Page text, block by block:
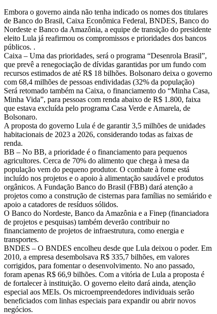
Embora o governo ainda não tenha indicado os nomes dos titulares
de Banco do Brasil, Caixa Econômica Federal, BNDES, Banco do
Nordeste e Banco da Amazônia, a equipe de transição do presidente
eleito Lula já reafirmou os compromissos e prioridades dos bancos
públicos. .
Caixa – Uma das prioridades, será o programa “Desenrola Brasil”,
que prevê a renegociação de dívidas garantidas por um fundo com
recursos estimados de até R$ 18 bilhões. Bolsonaro deixa o governo
com 68,4 milhões de pessoas endividadas (32% da população)
Será retomado também na Caixa, o financiamento do “Minha Casa,
Minha Vida”, para pessoas com renda abaixo de R$ 1.800, faixa
que estava excluída pelo programa Casa Verde e Amarela, de
Bolsonaro.
A proposta do governo Lula é de garantir 3,5 milhões de unidades
habitacionais de 2023 a 2026, considerando todas as faixas de
renda.
BB – No BB, a prioridade é o financiamento para pequenos
agricultores. Cerca de 70% do alimento que chega à mesa da
população vem do pequeno produtor. O combate à fome está
incluído nos projetos e o apoio à alimentação saudável e produtos
orgânicos. A Fundação Banco do Brasil (FBB) dará atenção a
projetos como a construção de cisternas para famílias no semiárido e
apoio a catadores de resíduos sólidos.
O Banco do Nordeste, Banco da Amazônia e a Finep (financiadora
de projetos e pesquisas) também deverão contribuir no
financiamento de projetos de infraestrutura, como energia e
transportes.
BNDES – O BNDES encolheu desde que Lula deixou o poder. Em
2010, a empresa desembolsava R$ 335,7 bilhões, em valores
corrigidos, para fomentar o desenvolvimento. No ano passado,
foram apenas R$ 66,9 bilhões. Com a vitória de Lula a proposta é
de fortalecer à instituição. O governo eleito dará ainda, atenção
especial aos MEIs. Os microempreendedores individuais serão
beneficiados com linhas especiais para expandir ou abrir novos
negócios.